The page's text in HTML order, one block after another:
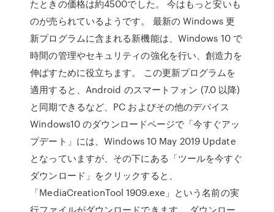
たときの価格は約4500でした。 今はもっと安いも
のが売られているようです。 最新の Windows 更
新プログラムに含まれる新機能は、Windows 10 で
時間の管理やセキュリティの強化を行い、創造力を
伸ばすために役立ちます。 この更新プログラムを
適用すると、Android のスマートフォン (7.0 以降)
と同期できるなど、PC およびその他のデバイス
Windows10 のダウンロードページで「今すぐアッ
プデート」には、Windows 10 May 2019 Update
となっていますが、その下にある「ツールを今すぐ
ダウンロード」をクリックすると、
「MediaCreationTool 1909.exe」という名前の実
行ファイルがダウンロードできます。 ダウンロー